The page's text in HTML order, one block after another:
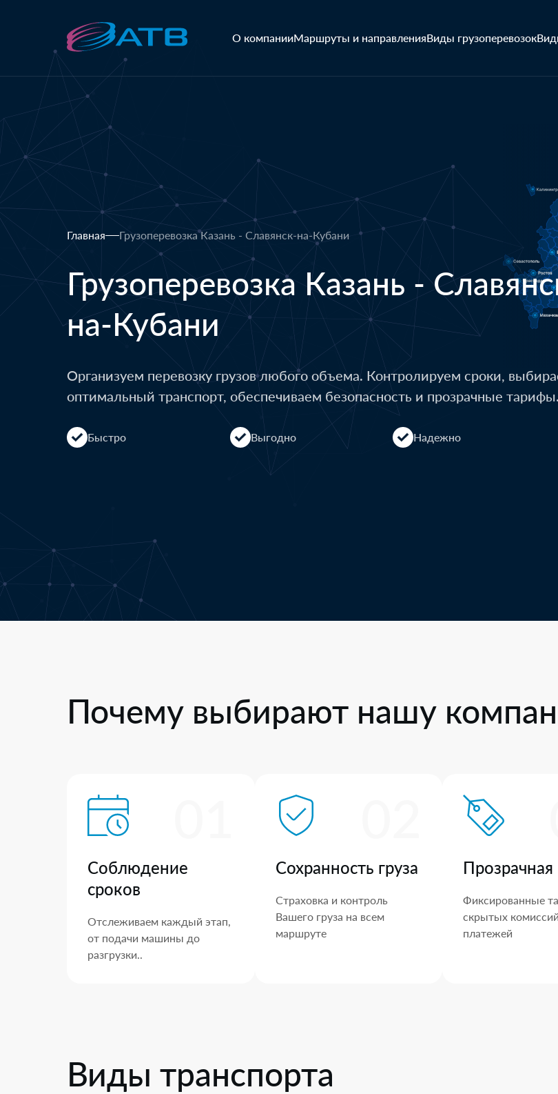
О компанииМаршруты и направленияВиды грузоперевозок
Главная Грузоперевозка Казань - Славянск-на-Кубани
Грузоперевозка Казань -
на-Кубани
Организуем перевозку грузов любого объема. Контролируем сроки,
оптимальный транспорт, обеспечиваем безопасность и прозрачные тарифы.
Быстро Выгодно Надежно
Почему выбирают нашу
Соблюдение
сроков
Отслеживаем каждый этап,
от подачи машины до
разгрузки..
Сохранность груза
Страховка и контроль
Вашего груза на всем
маршруте
Прозрачная
Фиксированные
скрытых
платежей
Виды транспорта